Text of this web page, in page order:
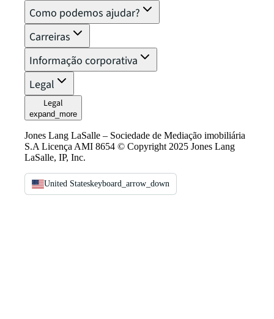
Como podemos ajudar?
Carreiras
Informação corporativa
Legal
Legal
expand_more
Jones Lang LaSalle – Sociedade de Mediação imobiliária
S.A Licença AMI 8654 © Copyright 2025 Jones Lang
LaSalle, IP, Inc.
United Stateskeyboard_arrow_down